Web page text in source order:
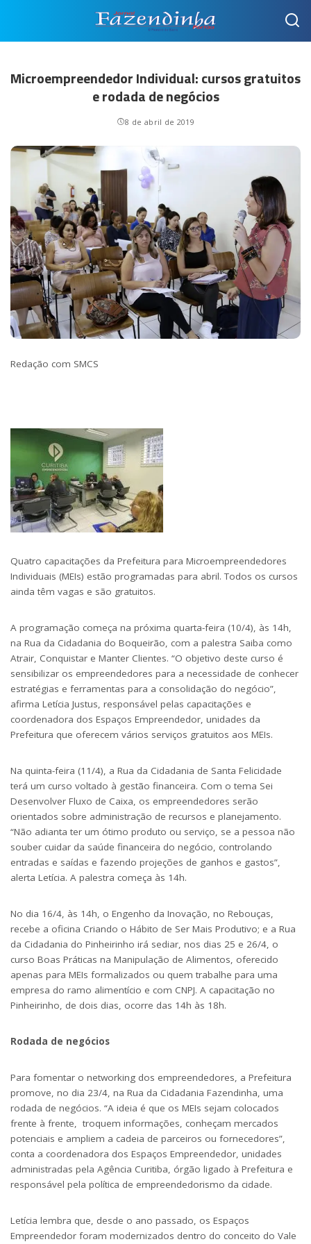
Microempreendedor Individual: cursos gratuitos
e rodada de negócios
8 de abril de 2019
Redação com SMCS
Quatro capacitações da Prefeitura para Microempreendedores
Individuais (MEIs) estão programadas para abril. Todos os cursos
ainda têm vagas e são gratuitos.
A programação começa na próxima quarta-feira (10/4), às 14h,
na Rua da Cidadania do Boqueirão, com a palestra Saiba como
Atrair, Conquistar e Manter Clientes. “O objetivo deste curso é
sensibilizar os empreendedores para a necessidade de conhecer
estratégias e ferramentas para a consolidação do negócio”,
afirma Letícia Justus, responsável pelas capacitações e
coordenadora dos Espaços Empreendedor, unidades da
Prefeitura que oferecem vários serviços gratuitos aos MEIs.
Na quinta-feira (11/4), a Rua da Cidadania de Santa Felicidade
terá um curso voltado à gestão financeira. Com o tema Sei
Desenvolver Fluxo de Caixa, os empreendedores serão
orientados sobre administração de recursos e planejamento.
“Não adianta ter um ótimo produto ou serviço, se a pessoa não
souber cuidar da saúde financeira do negócio, controlando
entradas e saídas e fazendo projeções de ganhos e gastos”,
alerta Letícia. A palestra começa às 14h.
No dia 16/4, às 14h, o Engenho da Inovação, no Rebouças,
recebe a oficina Criando o Hábito de Ser Mais Produtivo; e a Rua
da Cidadania do Pinheirinho irá sediar, nos dias 25 e 26/4, o
curso Boas Práticas na Manipulação de Alimentos, oferecido
apenas para MEIs formalizados ou quem trabalhe para uma
empresa do ramo alimentício e com CNPJ. A capacitação no
Pinheirinho, de dois dias, ocorre das 14h às 18h.
Rodada de negócios
Para fomentar o networking dos empreendedores, a Prefeitura
promove, no dia 23/4, na Rua da Cidadania Fazendinha, uma
rodada de negócios. “A ideia é que os MEIs sejam colocados
frente à frente, troquem informações, conheçam mercados
potenciais e ampliem a cadeia de parceiros ou fornecedores”,
conta a coordenadora dos Espaços Empreendedor, unidades
administradas pela Agência Curitiba, órgão ligado à Prefeitura e
responsável pela política de empreendedorismo da cidade.
Letícia lembra que, desde o ano passado, os Espaços
Empreendedor foram modernizados dentro do conceito do Vale